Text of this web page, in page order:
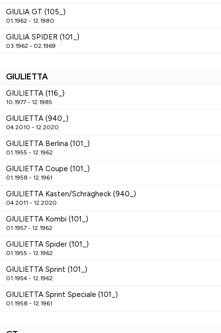
GIULIA GT (105_)
01.1962 - 12.1980
GIULIA SPIDER (101_)
03.1962 - 02.1969
GIULIETTA
GIULIETTA (116_)
10.1977 - 12.1985
GIULIETTA (940_)
04.2010 - 12.2020
GIULIETTA Berlina (101_)
01.1955 - 12.1962
GIULIETTA Coupe (101_)
01.1958 - 12.1961
GIULIETTA Kasten/Schrägheck (940_)
04.2011 - 12.2020
GIULIETTA Kombi (101_)
01.1957 - 12.1962
GIULIETTA Spider (101_)
01.1955 - 12.1962
GIULIETTA Sprint (101_)
01.1954 - 12.1962
GIULIETTA Sprint Speciale (101_)
01.1958 - 12.1961